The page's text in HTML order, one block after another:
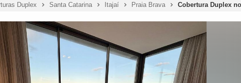
Duplex Santa Catarina Itajaí Praia Brava Cobertura Duplex